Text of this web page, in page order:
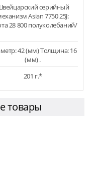
серийный
Asian 7750 25J:
28 800 полуколебаний/
42 (мм) Толщина: 16
(мм) .
201 г.*
товары